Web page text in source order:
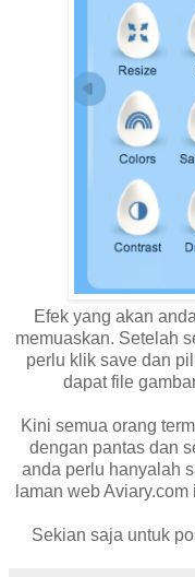
Efek yang akan
memuaskan. Setelah
perlu klik save dan
dapat file
Kini semua orang
dengan pantas dan
anda perlu hanyalah
laman web
Sekian saja untuk